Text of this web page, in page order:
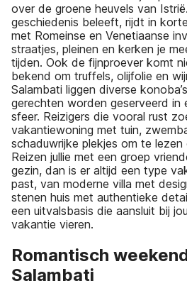
over de groene heuvels van
geschiedenis beleeft, rijdt in
met Romeinse en Venetiaanse
straatjes, pleinen en kerken je
tijden. Ook de fijnproever komt
bekend om truffels, olijfolie en
Salambati liggen diverse
gerechten worden geserveerd in
sfeer. Reizigers die vooral rust
vakantiewoning met tuin,
schaduwrijke plekjes om te
Reizen jullie met een groep
gezin, dan is er altijd een type
past, van moderne villa met
stenen huis met authentieke
een uitvalsbasis die aansluit bij
vakantie vieren.
Romantisch
Salambati